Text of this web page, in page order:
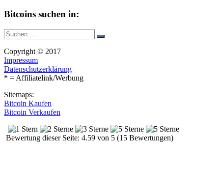
Bitcoins suchen in:
Suche
nach:
Suchen
Copyright © 2017
Impressum
Datenschutzerklärung
* = Affiliatelink/Werbung
Sitemaps:
Bitcoin Kaufen
Bitcoin Verkaufen
Bewertung dieser Seite: 4.59 von 5 (15 Bewertungen)